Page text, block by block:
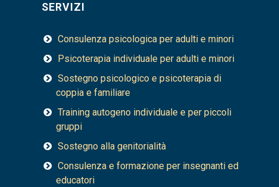
SERVIZI
Consulenza psicologica per adulti e minori
Psicoterapia individuale per adulti e minori
Sostegno psicologico e psicoterapia di
coppia e familiare
Training autogeno individuale e per piccoli
gruppi
Sostegno alla genitorialità
Consulenza e formazione per insegnanti ed
educatori